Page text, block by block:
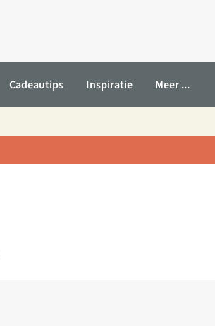
Cadeautips Inspiratie Meer ...